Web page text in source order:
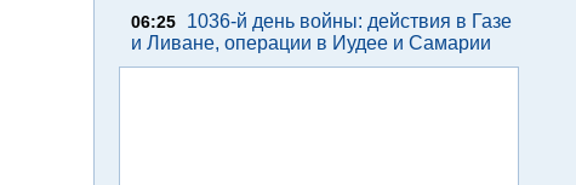
06:25
1036-й день войны: действия в Газе
и Ливане, операции в Иудее и Самарии